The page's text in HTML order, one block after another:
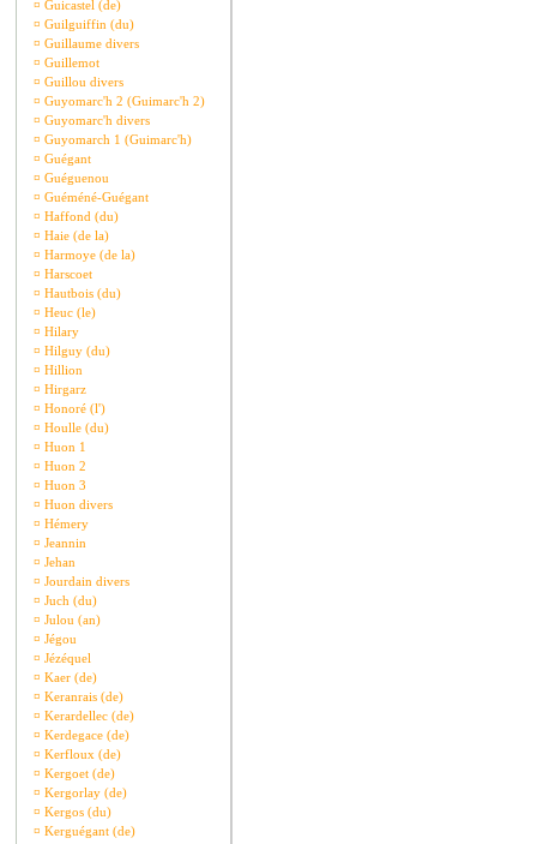
¤ Guicastel (de)
¤ Guilguiffin (du)
¤ Guillaume divers
¤ Guillemot
¤ Guillou divers
¤ Guyomarc'h 2 (Guimarc'h 2)
¤ Guyomarc'h divers
¤ Guyomarch 1 (Guimarc'h)
¤ Guégant
¤ Guéguenou
¤ Guéméné-Guégant
¤ Haffond (du)
¤ Haie (de la)
¤ Harmoye (de la)
¤ Harscoet
¤ Hautbois (du)
¤ Heuc (le)
¤ Hilary
¤ Hilguy (du)
¤ Hillion
¤ Hirgarz
¤ Honoré (l')
¤ Houlle (du)
¤ Huon 1
¤ Huon 2
¤ Huon 3
¤ Huon divers
¤ Hémery
¤ Jeannin
¤ Jehan
¤ Jourdain divers
¤ Juch (du)
¤ Julou (an)
¤ Jégou
¤ Jézéquel
¤ Kaer (de)
¤ Keranrais (de)
¤ Kerardellec (de)
¤ Kerdegace (de)
¤ Kerfloux (de)
¤ Kergoet (de)
¤ Kergorlay (de)
¤ Kergos (du)
¤ Kerguégant (de)